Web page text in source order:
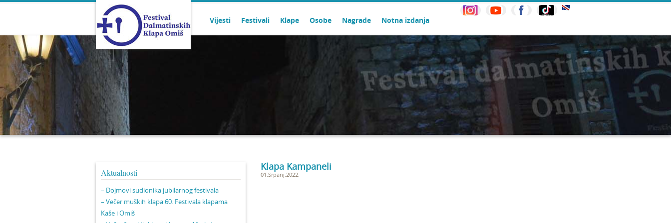
Vijesti Festivali Klape Osobe Nagrade Notna izdanja
Aktualnosti
– Dojmovi sudionika jubilarnog festivala
– Večer muških klapa 60. Festivala klapama
Kaše i Omiš
Klapa Kampaneli
01.Srpanj.2022.